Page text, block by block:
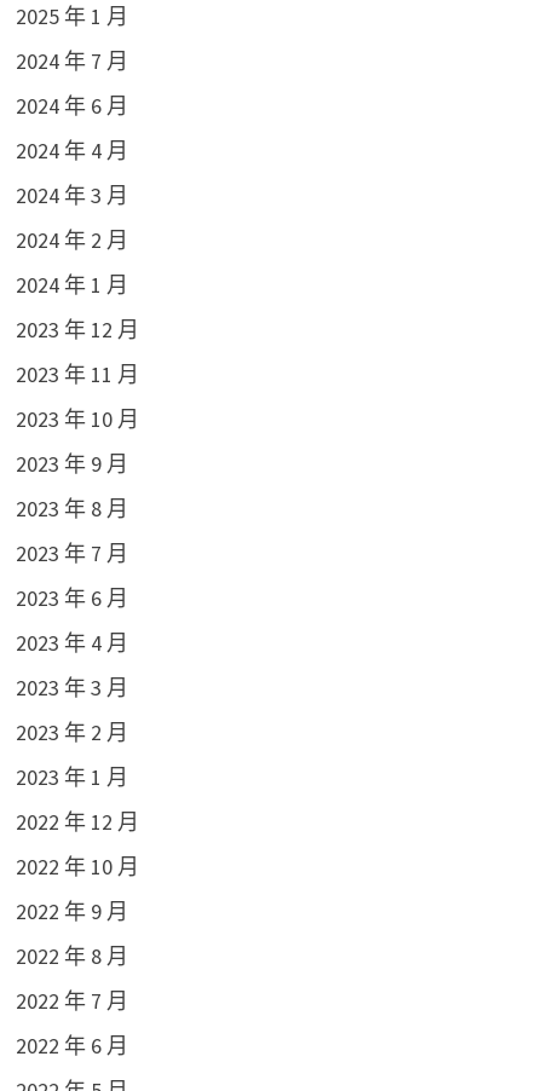
2025 年 1 月
2024 年 7 月
2024 年 6 月
2024 年 4 月
2024 年 3 月
2024 年 2 月
2024 年 1 月
2023 年 12 月
2023 年 11 月
2023 年 10 月
2023 年 9 月
2023 年 8 月
2023 年 7 月
2023 年 6 月
2023 年 4 月
2023 年 3 月
2023 年 2 月
2023 年 1 月
2022 年 12 月
2022 年 10 月
2022 年 9 月
2022 年 8 月
2022 年 7 月
2022 年 6 月